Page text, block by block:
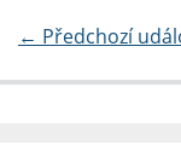
← Předchozí